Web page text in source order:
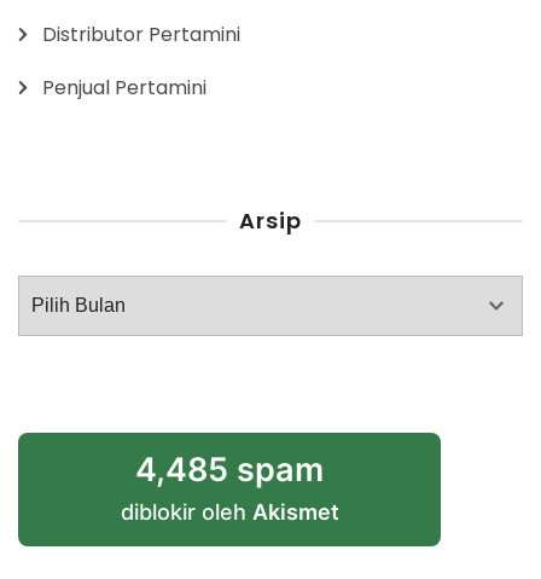
Distributor Pertamini
Penjual Pertamini
Arsip
Arsip
4,485 spam
diblokir oleh Akismet